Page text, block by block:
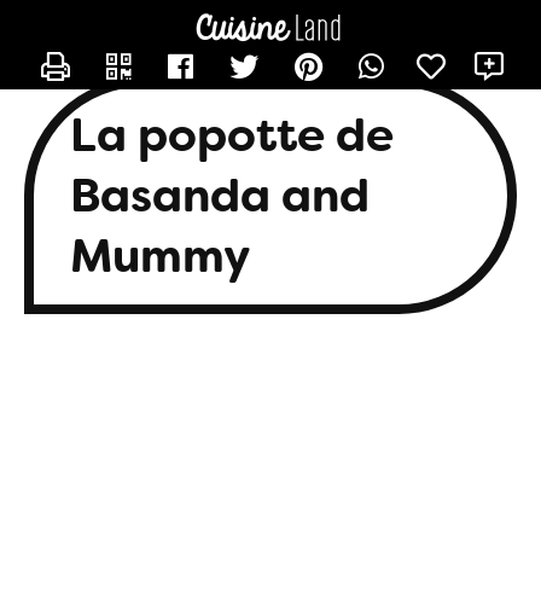
La popotte de
Basanda and
Mummy
CONTACTER BASANDA